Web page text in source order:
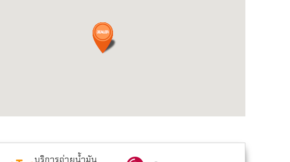
บริการถ่ายน้ำมัน